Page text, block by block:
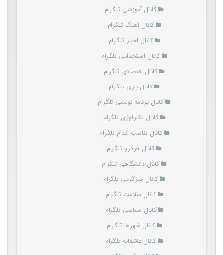
کانال آموزشی تلگرام
کانال آهنگ تلگرام
کانال اخبار تلگرام
کانال استخدامی تلگرام
کانال اقتصادی تلگرام
کانال بازی تلگرام
کانال برنامه نویسی تلگرام
کانال تکنولوژی تلگرام
کانال تناسب اندام تلگرام
کانال خودرو تلگرام
کانال دانشگاهی تلگرام
کانال سرگرمی تلگرام
کانال سلامت تلگرام
کانال سیاسی تلگرام
کانال شهرها تلگرام
کانال عاشقانه تلگرام